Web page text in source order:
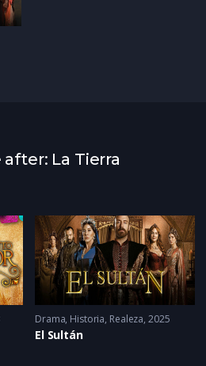
La Tierra
Drama, Historia, Realeza 2025
El Sultán